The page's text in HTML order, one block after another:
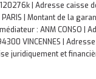
| Adresse caisse
| Montant de la
: ANM CONSO |
VINCENNES |
juridiquement et